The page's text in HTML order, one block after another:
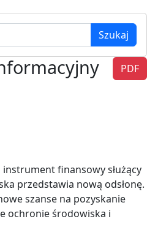
Szukaj
PDF
instrument finansowy służący
przedstawia nową odsłonę.
szanse na pozyskanie
ochronie środowiska i